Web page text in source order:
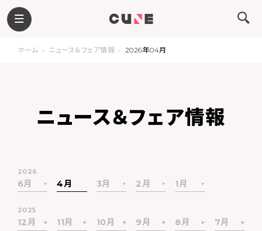
ホーム ニュース＆フェア情報 2026年04月
ニュース＆フェア情報
2026
6月 4月 3月 2月 1月
2025
12月 11月 10月 9月 8月 7月